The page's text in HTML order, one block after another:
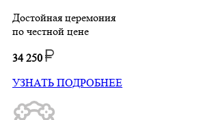
Достойная церемония
по честной цене
34 250
УЗНАТЬ ПОДРОБНЕЕ